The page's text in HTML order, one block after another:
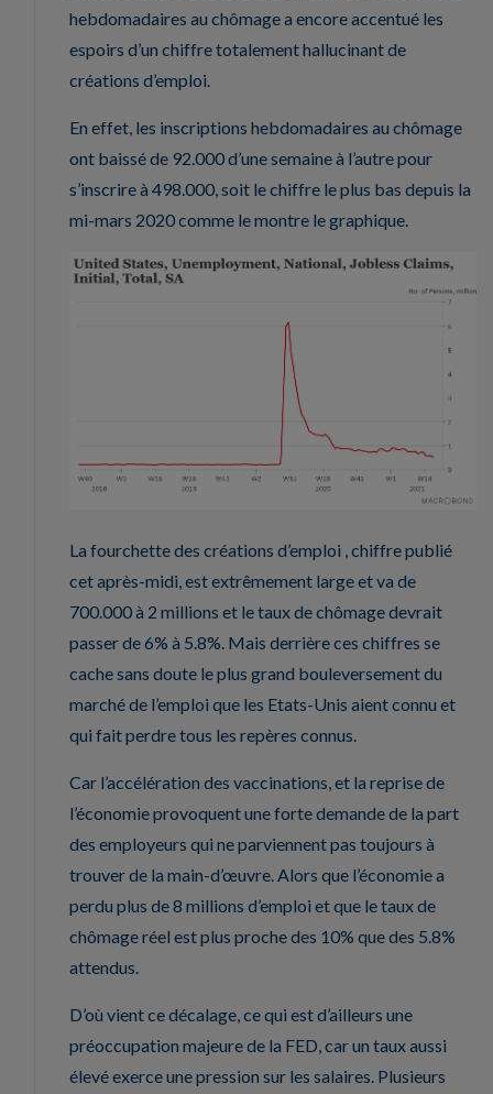
hebdomadaires au chômage a encore accentué les
espoirs d’un chiffre totalement hallucinant de
créations d’emploi.
En effet, les inscriptions hebdomadaires au chômage
ont baissé de 92.000 d’une semaine à l’autre pour
s’inscrire à 498.000, soit le chiffre le plus bas depuis la
mi-mars 2020 comme le montre le graphique.
La fourchette des créations d’emploi , chiffre publié
cet après-midi, est extrêmement large et va de
700.000 à 2 millions et le taux de chômage devrait
passer de 6% à 5.8%. Mais derrière ces chiffres se
cache sans doute le plus grand bouleversement du
marché de l’emploi que les Etats-Unis aient connu et
qui fait perdre tous les repères connus.
Car l’accélération des vaccinations, et la reprise de
l’économie provoquent une forte demande de la part
des employeurs qui ne parviennent pas toujours à
trouver de la main-d’œuvre. Alors que l’économie a
perdu plus de 8 millions d’emploi et que le taux de
chômage réel est plus proche des 10% que des 5.8%
attendus.
D’où vient ce décalage, ce qui est d’ailleurs une
préoccupation majeure de la FED, car un taux aussi
élevé exerce une pression sur les salaires. Plusieurs